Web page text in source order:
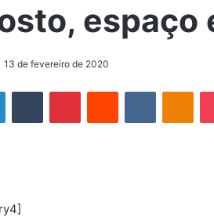
espaço
13 de fevereiro de 2020